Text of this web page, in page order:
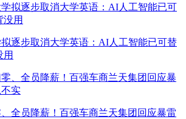
逐步取消大学英语：AI人工智能已可替
用
全员降薪！百强车商兰天集团回应暴雷